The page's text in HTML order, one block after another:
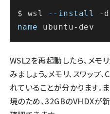
$ wsl --install -d
name
ubuntu-dev
WSL2を再起動したら、メモ
みましょう。メモリ、スワッ
れていることが分かります。
境のため、32GBのVHDXが